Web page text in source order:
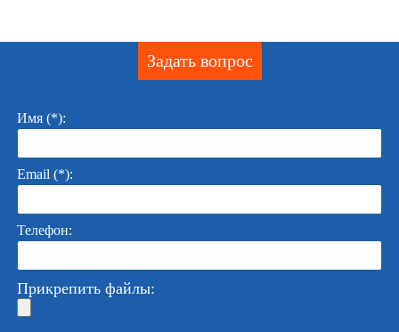
Задать вопрос
Имя (*):
Email (*):
Телефон:
Прикрепить файлы: